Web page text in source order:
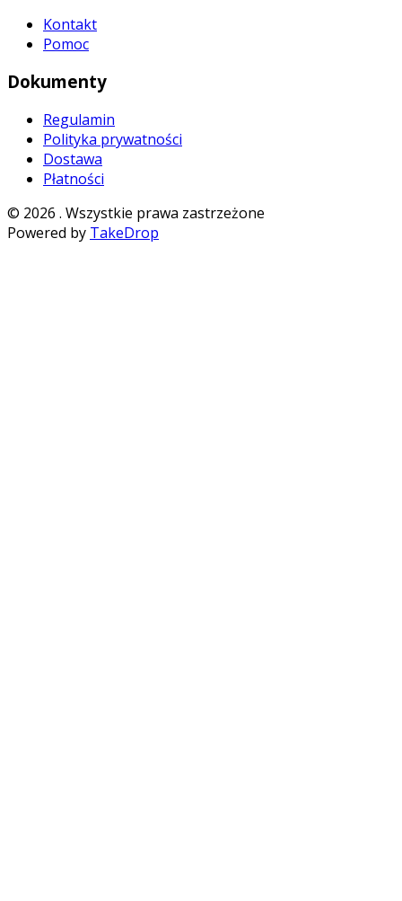
Kontakt
Pomoc
Dokumenty
Regulamin
Polityka prywatności
Dostawa
Płatności
© 2026 . Wszystkie prawa zastrzeżone
Powered by TakeDrop